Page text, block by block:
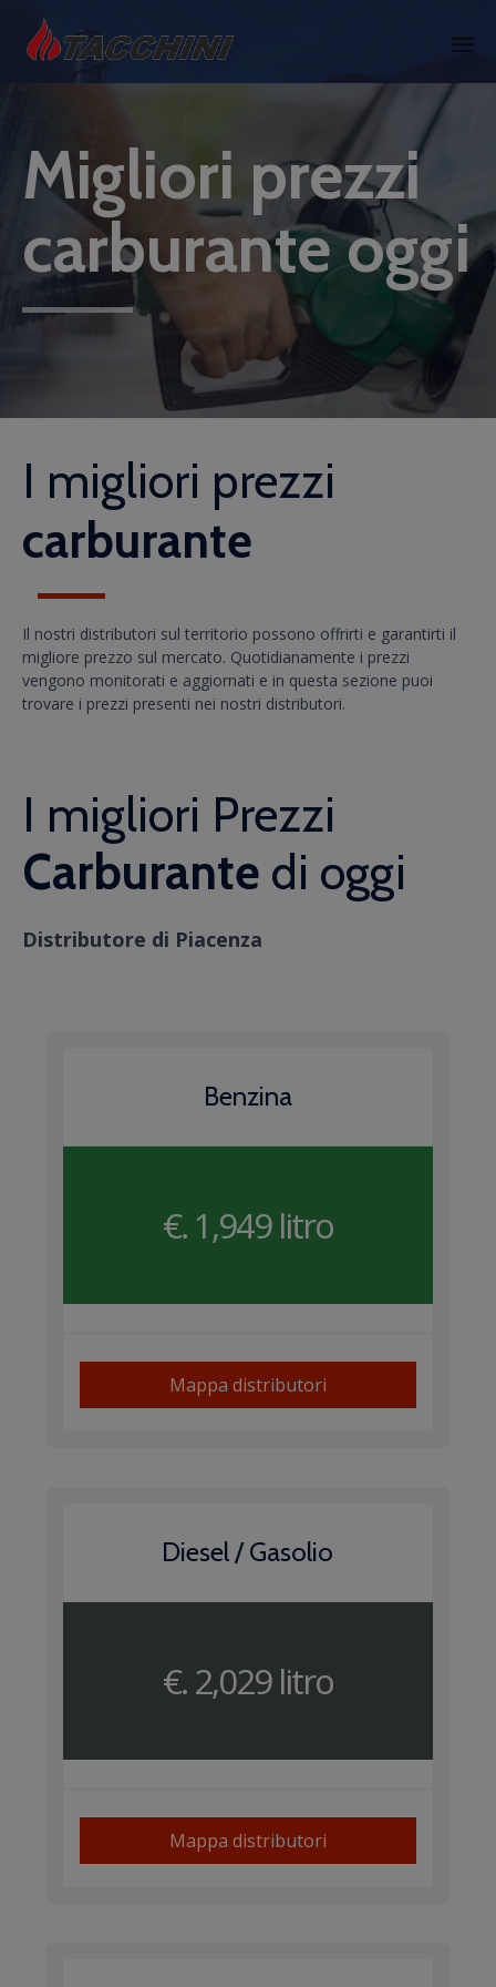
Migliori prezzi
carburante oggi
I migliori prezzi
carburante
Il nostri distributori sul territorio possono offrirti e garantirti il
migliore prezzo sul mercato. Quotidianamente i prezzi
vengono monitorati e aggiornati e in questa sezione puoi
trovare i prezzi presenti nei nostri distributori.
I migliori Prezzi
Carburante di oggi
Distributore di Piacenza
Benzina
€. 1,949 litro
Mappa distributori
Diesel / Gasolio
€. 2,029 litro
Mappa distributori